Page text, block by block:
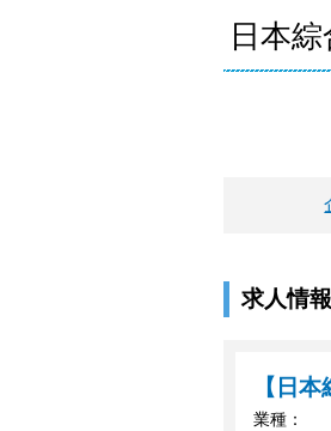
日本
求人情
【日
業種：